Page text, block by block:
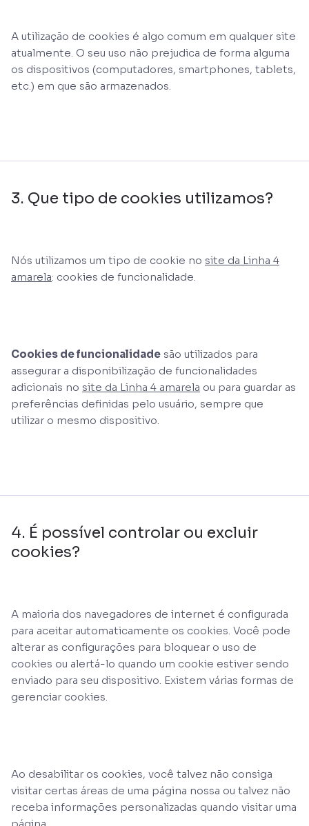
A utilização de cookies é algo comum em qualquer site
atualmente. O seu uso não prejudica de forma alguma
os dispositivos (computadores, smartphones, tablets,
etc.) em que são armazenados.
3. Que tipo de cookies utilizamos?
Nós utilizamos um tipo de cookie no site da Linha 4
amarela: cookies de funcionalidade.
Cookies de funcionalidade são utilizados para
assegurar a disponibilização de funcionalidades
adicionais no site da Linha 4 amarela ou para guardar as
preferências definidas pelo usuário, sempre que
utilizar o mesmo dispositivo.
4. É possível controlar ou excluir
cookies?
A maioria dos navegadores de internet é configurada
para aceitar automaticamente os cookies. Você pode
alterar as configurações para bloquear o uso de
cookies ou alertá-lo quando um cookie estiver sendo
enviado para seu dispositivo. Existem várias formas de
gerenciar cookies.
Ao desabilitar os cookies, você talvez não consiga
visitar certas áreas de uma página nossa ou talvez não
receba informações personalizadas quando visitar uma